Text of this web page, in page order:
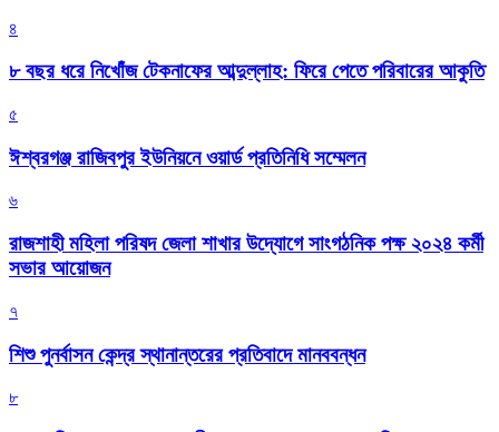
৪
৮ বছর ধরে নিখোঁজ টেকনাফের আব্দুল্লাহ: ফিরে পেতে পরিবারের আকুতি
৫
ঈশ্বরগঞ্জ রাজিবপুর ইউনিয়নে ওয়ার্ড প্রতিনিধি সম্মেলন
৬
রাজশাহী মহিলা পরিষদ জেলা শাখার উদ্যোগে সাংগঠনিক পক্ষ ২০২৪ কর্মী
সভার আয়োজন
৭
শিশু পুনর্বাসন কেন্দ্র স্থানান্তরের প্রতিবাদে মানববন্ধন
৮